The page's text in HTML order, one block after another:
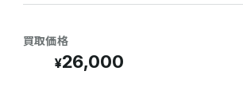
買取価格
26,000